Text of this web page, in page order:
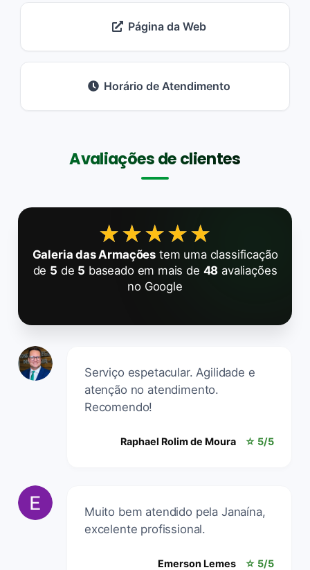
Página da Web
Horário de Atendimento
Avaliações de clientes
★★★★★
★★★★★
Galeria das Armações tem uma classificação
de 5 de 5 baseado em mais de 48 avaliações
no Google
Serviço espetacular. Agilidade e
atenção no atendimento.
Recomendo!
Raphael Rolim de Moura ☆ 5/5
Muito bem atendido pela Janaína,
excelente profissional.
Emerson Lemes ☆ 5/5